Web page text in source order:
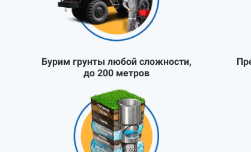
Бурим грунты любой сложности,
до 200 метров